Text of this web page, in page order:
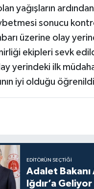
yağışların
sonucu
üzerine olay
ekipleri sevk
yerindeki ilk
iyi olduğu
EDITÖRÜN SEÇTIĞI
Adalet
Iğdır’a Geliyor